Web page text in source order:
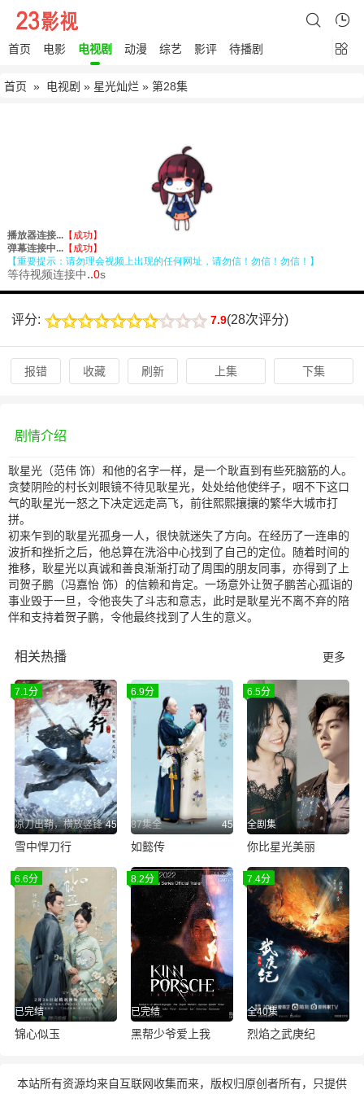
首页 电影 电视剧 动漫 综艺 影评 待播剧
首页 » 电视剧 » 星光灿烂 » 第28集
评分: 7.9(28次评分)
报错 收藏 刷新 上集 下集
剧情介绍
耿星光（范伟 饰）和他的名字一样，是一个耿直到有些死脑筋的人。
贪婪阴险的村长刘眼镜不待见耿星光，处处给他使绊子，咽不下这口
气的耿星光一怒之下决定远走高飞，前往熙熙攘攘的繁华大城市打
拼。
初来乍到的耿星光孤身一人，很快就迷失了方向。在经历了一连串的
波折和挫折之后，他总算在洗浴中心找到了自己的定位。随着时间的
推移，耿星光以真诚和善良渐渐打动了周围的朋友同事，亦得到了上
司贺子鹏（冯嘉怡 饰）的信赖和肯定。一场意外让贺子鹏苦心孤诣的
事业毁于一旦，令他丧失了斗志和意志，此时是耿星光不离不弃的陪
伴和支持着贺子鹏，令他最终找到了人生的意义。
相关热播 更多
7.1分
凉刀出鞘，横放竖锋 45
雪中悍刀行
6.9分
87集全 45
如懿传
6.5分
全剧集
你比星光美丽
6.6分
已完结
锦心似玉
8.2分
已完结
黑帮少爷爱上我
7.4分
全40集
烈焰之武庚纪
本站所有资源均来自互联网收集而来，版权归原创者所有，只提供